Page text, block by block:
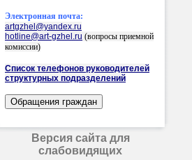
Электронная почта:
artgzhel@yandex.ru
hotline@art-gzhel.ru (вопросы приемной
комиссии)
Список телефонов руководителей
структурных подразделений
Версия сайта для
слабовидящих